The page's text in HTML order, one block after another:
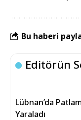
Bu haberi
Editörün
Lübnan’da
Yaraladı